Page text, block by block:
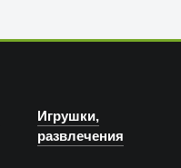
Игрушки,
развлечения